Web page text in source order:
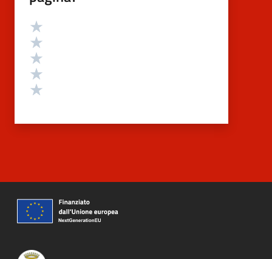
Valutazione